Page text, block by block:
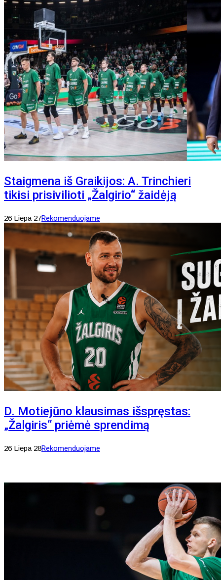
Staigmena iš Graikijos: A. Trinchieri
tikisi prisivilioti „Žalgirio“ žaidėją
26 Liepa 27Rekomenduojame
D. Motiejūno klausimas išspręstas:
„Žalgiris“ priėmė sprendimą
26 Liepa 28Rekomenduojame